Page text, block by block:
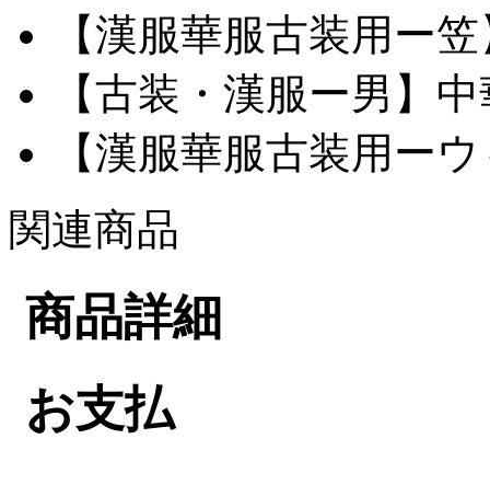
【漢服華服古装用ー
【古装・漢服ー男】
【漢服華服古装用ー
関連商品
商品詳細
お支払